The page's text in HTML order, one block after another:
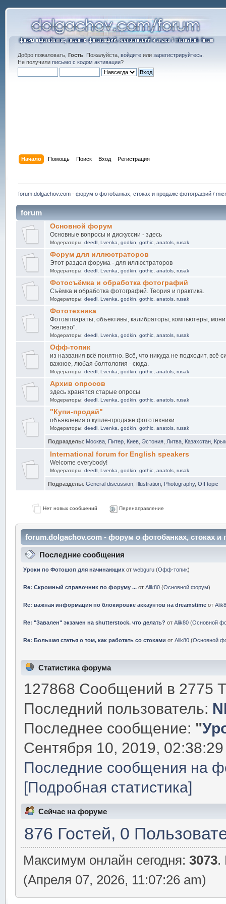
Добро пожаловать, Гость. Пожалуйста, войдитеили зарегистрируйтесь.
Не получили письмо с кодом активации?
Начало Помощь Поиск Вход Регистрация
forum.dolgachov.com - форум о фотобанках, стоках и продаже фотографий /
forum
Основной форум
Основные вопросы и дискуссии - здесь
Модераторы: deedl, Lvenka godkin gothic, anatols, rusak
Форум для иллюстраторов
Этот раздел форума - для иллюстраторов
Модераторы: deedl, Lvenka godkin gothic, anatols, rusak
Фотосъёмка и обработка фотографий
Съёмка и обработка фотографий. Теория и практика.
Модераторы: deedl, Lvenka godkin gothic, anatols, rusak
Фототехника
Фотоаппараты, объективы, калибраторы, компьютеры,
"железо".
Модераторы: deedl, Lvenka godkin gothic, anatols, rusak
Офф-топик
из названия всё понятно. Всё, что никуда не подходит, всё
важное, любая болтология - сюда.
Модераторы: deedl, Lvenka godkin gothic, anatols, rusak
Архив опросов
здесь хранятся старые опросы
Модераторы: deedl, Lvenka godkin gothic, anatols, rusak
"Купи-продай"
объявления о купле-продаже фототехники
Модераторы: deedl, Lvenka godkin gothic, anatols, rusak
Подразделы: Москва, Питер, Киев, Эстония, Литва, Казахстан,
International forum for English speakers
Welcome everybody!
Модераторы: deedl, Lvenka godkin gothic, anatols, rusak
Подразделы: General discussion, Illustration, Photography, Off topic
Нет новых сообщений Перенаправление
forum.dolgachov.com - форум о фотобанках, стоках
центрПоследние сообщения
Уроки по Фотошоп для начинающих отwebguru (Офф-топик)
Re: Скромный справочник по форуму ... отAlik80 (Основной форум)
Re: важная информация по блокировке аккаунтов на dreamstime от
Re: "Завален" экзамен на shutterstock. что делать? отAlik80 (Основной
Re: Большая статья о том, как работать со стоками отAlik80 (Основной
Статистика форума
127868 Сообщений в 2775
Последний пользователь:
Последнее сообщение: "
Сентября 10, 2019,
Последние сообщения на
[Подробная статистика]
Сейчас на форуме
876 Гостей, 0
Максимум онлайн сегодня:3073.
(Апреля 07, 2026, 11:07:26 am)